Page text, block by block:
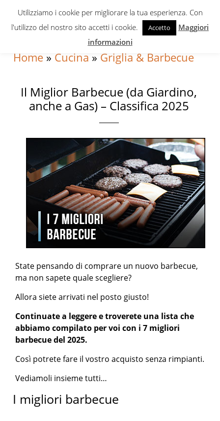
Skip
navigation
Skip
Skip
sidebar
Home » Cucina » Griglia & Barbecue
Il Miglior Barbecue (da Giardino,
anche a Gas) – Classifica 2025
State pensando di comprare un nuovo barbecue,
ma non sapete quale scegliere?
Allora siete arrivati nel posto giusto!
Continuate a leggere e troverete una lista che
abbiamo compilato per voi con i 7 migliori
barbecue del 2025.
Così potrete fare il vostro acquisto senza rimpianti.
Vediamoli insieme tutti…
I migliori barbecue
Utilizziamo i cookie per migliorare la tua esperienza. Con
l'utilizzo del nostro sito accetti i cookie.
Accetto
Maggiori
informazioni